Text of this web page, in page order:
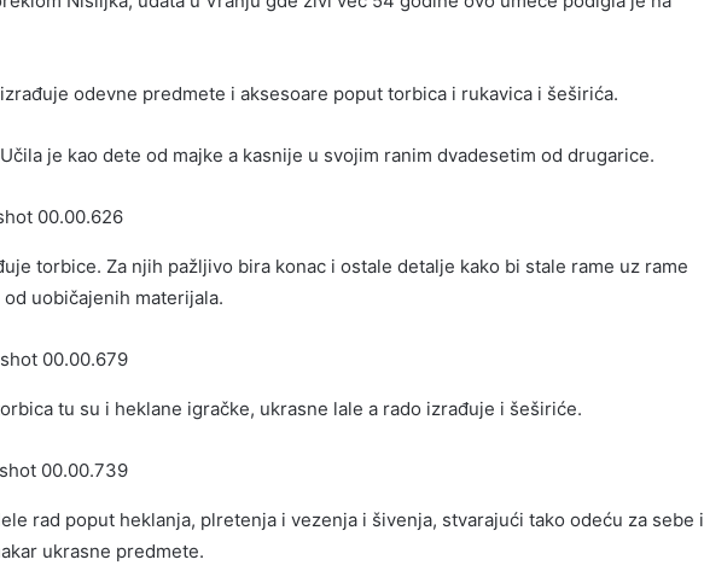
odevne predmete i aksesoare poput torbica i rukavica i šeširića.
je kao dete od majke a kasnije u svojim ranim dvadesetim od drugarice.
torbice. Za njih pažljivo bira konac i ostale detalje kako bi stale rame uz rame
uobičajenih materijala.
tu su i heklane igračke, ukrasne lale a rado izrađuje i šeširiće.
rad poput heklanja, plretenja i vezenja i šivenja, stvarajući tako odeću za sebe i
ukrasne predmete.